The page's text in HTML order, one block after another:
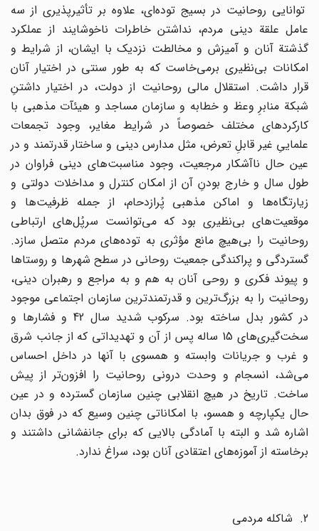
‌توانایی‌ روحانیت‌ در بسیج‌ توده‌ای‌، علاوه‌ بر تأثیرپذیری‌ از سه‌
عامل‌ علقة‌ دینی‌ مردم‌، نداشتن‌ خاطرات‌ ناخوشایند از عملکرد
گذشتة‌ آنان‌ و آمیزش‌ و مخالطت‌ نزدیک‌ با ایشان‌، از شرایط‌ و
امکانات‌ بی‌نظیری‌ برمی‌خاست‌ که‌ به‌ طور سنتی‌ در اختیار آنان‌
قرار داشت‌. استقلال‌ مالی‌ روحانیت‌ از دولت‌، در اختیار داشتن‌ِ
شبکة‌ منابرِ وعظ‌ و خطابه‌ و سازمان‌ مساجد و هیئآت‌ مذهبی‌ با
کارکردهای ‌مختلف‌ خصوصاً در شرایط‌ مغایر، وجود تجمعات‌
علمایی‌ِ غیر قابلِ تعرض‌، مثل‌ مدارس‌ دینی‌ و ساختار قدرتمند و در
عین‌ حال ‌ناآشکار مرجعیت‌، وجود مناسبت‌های‌ دینی‌ فراوان‌ در
طول‌ سال‌ و خارج‌ بودنِ آن‌ از امکان‌ کنترل‌ و مداخلات‌ دولتی‌ و
زیارتگاه‌ها و اماکن‌ مذهبی‌ پُرازدحام‌، از جمله‌ ظرفیت‌ها و
موقعیت‌های‌ بی‌نظیری‌ بود که‌ می‌توانست‌ سرپُل‌های‌ ارتباطی‌
روحانیت‌ را بی‌هیچ‌ مانع ‌مؤثری‌ به‌ توده‌های‌ مردم‌ متصل‌ سازد.
گستردگی‌ و پراکندگی‌ جمعیت‌ روحانی‌ در سطح‌ شهرها و روستاها
و پیوند فکری‌ و روحی‌ آنان ‌به‌ هم‌ و به‌ مراجع‌ و رهبران‌ دینی‌،
روحانیت‌ را به‌ بزرگ‌ترین‌ و قدرتمندترین‌ سازمان‌ اجتماعی‌ موجود
در کشور بدل‌ ساخته‌ بود. سرکوب‌ شدید سال‌ 42 و فشارها و
سخت‌گیری‌های‌ 15 ساله پس‌ از آن‌ و تهدیداتی‌ که‌ از جانب‌ شرق‌
و غرب‌ و جریانات‌ وابسته‌ و همسوی‌ با آنها در داخل‌ احساس‌
می‌شد، انسجام‌ و وحدت‌ درونی‌ روحانیت‌ را افزون‌تر از پیش‌
ساخت‌. تاریخ‌ در هیچ‌ انقلابی‌ چنین‌ سازمان‌ گسترده ‌و در عین‌
حال‌ یکپارچه‌ و همسو، با امکاناتی‌ چنین‌ وسیع‌ که‌ در فوق‌ بدان‌
اشاره‌ شد و البته‌ با آمادگی‌ بالایی‌ که‌ برای‌ جانفشانی‌ داشتند و
برخاسته‌ از آموزه‌های‌ اعتقادی‌ آنان‌ بود، سراغ‌ ندارد.